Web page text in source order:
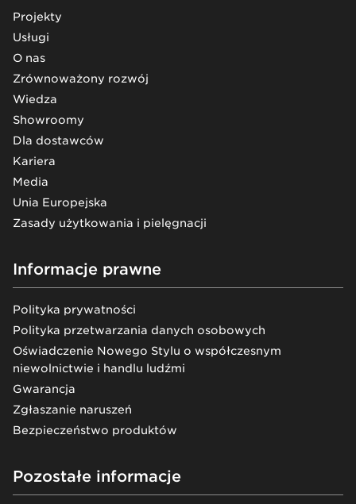
Projekty
Usługi
O nas
Zrównoważony rozwój
Wiedza
Showroomy
Dla dostawców
Kariera
Media
Unia Europejska
Zasady użytkowania i pielęgnacji
Informacje prawne
Polityka prywatności
Polityka przetwarzania danych osobowych
Oświadczenie Nowego Stylu o współczesnym
niewolnictwie i handlu ludźmi
Gwarancja
Zgłaszanie naruszeń
Bezpieczeństwo produktów
Pozostałe informacje